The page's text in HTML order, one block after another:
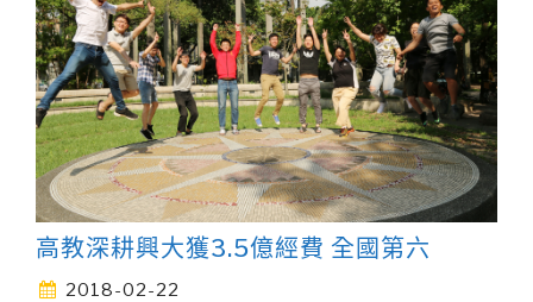
高教深耕興大獲3.5億經費 全國第六
2018-02-22